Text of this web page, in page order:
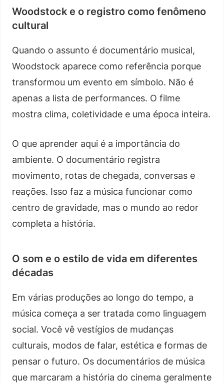
Woodstock e o registro como fenômeno
cultural
Quando o assunto é documentário musical,
Woodstock aparece como referência porque
transformou um evento em símbolo. Não é
apenas a lista de performances. O filme
mostra clima, coletividade e uma época inteira.
O que aprender aqui é a importância do
ambiente. O documentário registra
movimento, rotas de chegada, conversas e
reações. Isso faz a música funcionar como
centro de gravidade, mas o mundo ao redor
completa a história.
O som e o estilo de vida em diferentes
décadas
Em várias produções ao longo do tempo, a
música começa a ser tratada como linguagem
social. Você vê vestígios de mudanças
culturais, modos de falar, estética e formas de
pensar o futuro. Os documentários de música
que marcaram a história do cinema geralmente